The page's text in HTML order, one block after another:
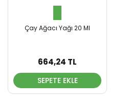
Çay Ağacı Yağı 20 Ml
664,24 TL
SEPETE EKLE